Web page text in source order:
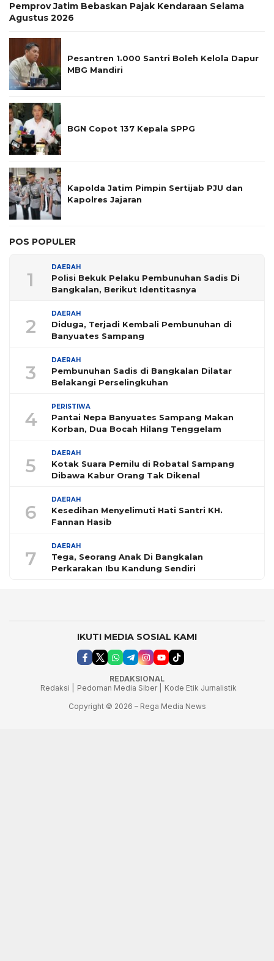
Pemprov Jatim Bebaskan Pajak Kendaraan Selama
Agustus 2026
Pesantren 1.000 Santri Boleh Kelola Dapur
MBG Mandiri
BGN Copot 137 Kepala SPPG
Kapolda Jatim Pimpin Sertijab PJU dan
Kapolres Jajaran
POS POPULER
1
DAERAH
Polisi Bekuk Pelaku Pembunuhan Sadis Di
Bangkalan, Berikut Identitasnya
2
DAERAH
Diduga, Terjadi Kembali Pembunuhan di
Banyuates Sampang
3
DAERAH
Pembunuhan Sadis di Bangkalan Dilatar
Belakangi Perselingkuhan
4
PERISTIWA
Pantai Nepa Banyuates Sampang Makan
Korban, Dua Bocah Hilang Tenggelam
5
DAERAH
Kotak Suara Pemilu di Robatal Sampang
Dibawa Kabur Orang Tak Dikenal
6
DAERAH
Kesedihan Menyelimuti Hati Santri KH.
Fannan Hasib
7
DAERAH
Tega, Seorang Anak Di Bangkalan
Perkarakan Ibu Kandung Sendiri
IKUTI MEDIA SOSIAL KAMI
REDAKSIONAL
Redaksi |
Pedoman Media Siber |
Kode Etik Jurnalistik
Copyright © 2026 – Rega Media News